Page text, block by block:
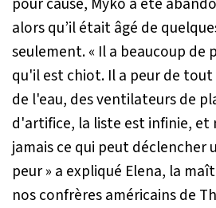
alors qu’il était âgé de
seulement.« Il a beaucoup de
qu'il est chiot. Il a peur de
de l'eau, des ventilateurs de
d'artifice, la liste est infinie, et
jamais ce qui peut déclencher
peur » a expliqué Elena, la
nos confrères américains de